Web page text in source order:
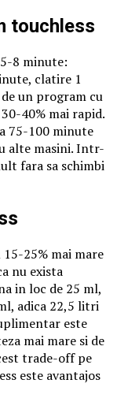
touchless
8 minute:
clatire 1
un program cu
40% mai rapid.
75-100 minute
alte masini. Intr-
fara sa schimbi
25% mai mare
nu exista
in loc de 25 ml,
adica 22,5 litri
este
mai mare si de
trade-off pe
este avantajos